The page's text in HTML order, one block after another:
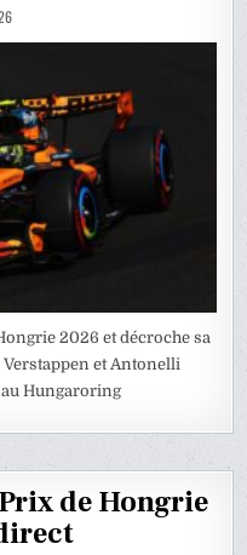
2026 et décroche sa
et Antonelli
Hungaroring
de Hongrie